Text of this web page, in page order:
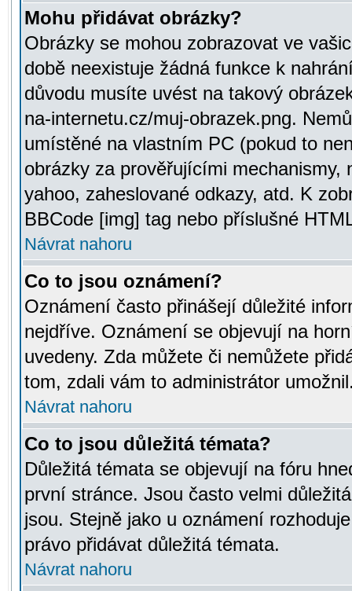
Mohu přidávat obrázky?
Obrázky se mohou zobrazovat ve
době neexistuje žádná funkce k
důvodu musíte uvést na takový
na-internetu.cz/muj-obrazek.png.
umístěné na vlastním PC (pokud to
obrázky za prověřujícími mechanismy,
yahoo, zaheslované odkazy, atd. K
BBCode [img] tag nebo příslušné
Návrat nahoru
Co to jsou oznámení?
Oznámení často přinášejí důležité
nejdříve. Oznámení se objevují na
uvedeny. Zda můžete či nemůžete
tom, zdali vám to administrátor
Návrat nahoru
Co to jsou důležitá témata?
Důležitá témata se objevují na fóru
první stránce. Jsou často velmi
jsou. Stejně jako u oznámení
právo přidávat důležitá témata.
Návrat nahoru